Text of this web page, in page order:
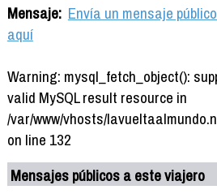
Mensaje: Envía un mensaje
aquí
Warning: mysql_fetch_object():
valid MySQL result resource in
/var/www/vhosts/
on line 132
Mensajes públicos a este viajero